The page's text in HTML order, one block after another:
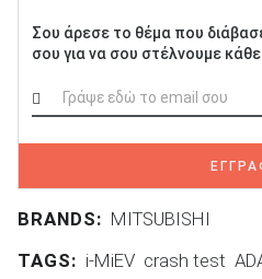
Σου άρεσε το θέμα που
σου για να σου στέλνουμε
BRANDS: MITSUBISHI
TAGS: i-MiEV crash test